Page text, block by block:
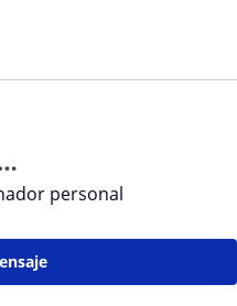
personal